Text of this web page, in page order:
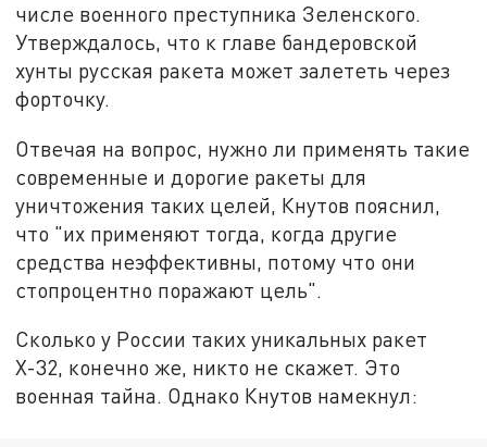
числе военного преступника Зеленского.
Утверждалось, что к главе бандеровской
хунты русская ракета может залететь через
форточку.
Отвечая на вопрос, нужно ли применять такие
современные и дорогие ракеты для
уничтожения таких целей, Кнутов пояснил,
что "их применяют тогда, когда другие
средства неэффективны, потому что они
стопроцентно поражают цель".
Сколько у России таких уникальных ракет
Х-32, конечно же, никто не скажет. Это
военная тайна. Однако Кнутов намекнул: